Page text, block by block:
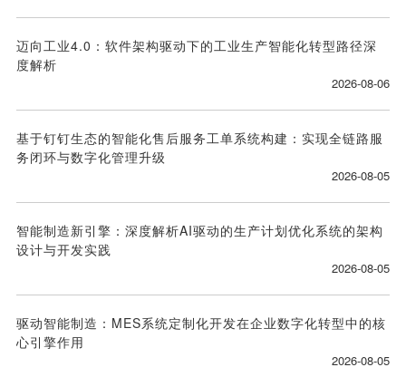
迈向工业4.0：软件架构驱动下的工业生产智能化转型路径深
度解析
2026-08-06
基于钉钉生态的智能化售后服务工单系统构建：实现全链路服
务闭环与数字化管理升级
2026-08-05
智能制造新引擎：深度解析AI驱动的生产计划优化系统的架构
设计与开发实践
2026-08-05
驱动智能制造：MES系统定制化开发在企业数字化转型中的核
心引擎作用
2026-08-05